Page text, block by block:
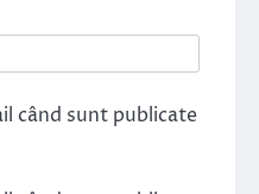
când sunt publicate